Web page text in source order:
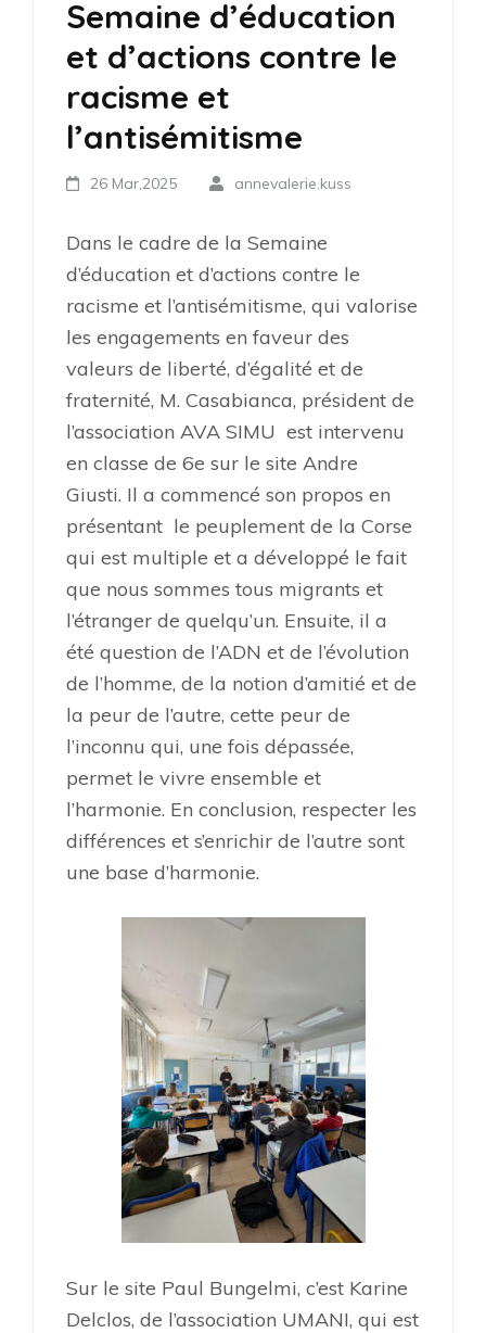
Semaine d’éducation
et d’actions contre le
racisme et
l’antisémitisme
26 Mar,2025 annevalerie.kuss
Dans le cadre de la Semaine
d’éducation et d’actions contre le
racisme et l’antisémitisme, qui valorise
les engagements en faveur des
valeurs de liberté, d’égalité et de
fraternité, M. Casabianca, président de
l’association AVA SIMU est intervenu
en classe de 6e sur le site Andre
Giusti. Il a commencé son propos en
présentant le peuplement de la Corse
qui est multiple et a développé le fait
que nous sommes tous migrants et
l’étranger de quelqu’un. Ensuite, il a
été question de l’ADN et de l’évolution
de l’homme, de la notion d’amitié et de
la peur de l’autre, cette peur de
l’inconnu qui, une fois dépassée,
permet le vivre ensemble et
l’harmonie. En conclusion, respecter les
différences et s’enrichir de l’autre sont
une base d’harmonie.
Sur le site Paul Bungelmi, c’est Karine
Delclos, de l’association UMANI, qui est